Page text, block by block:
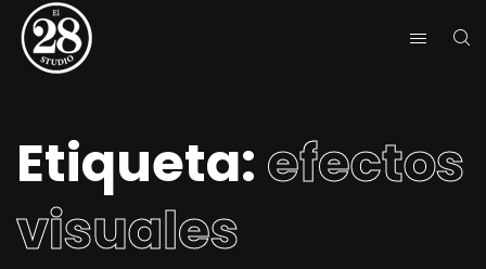
Etiqueta:efectos
visuales